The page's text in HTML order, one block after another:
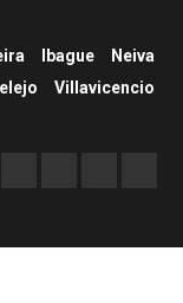
Ibague
Neiva
Villavicencio